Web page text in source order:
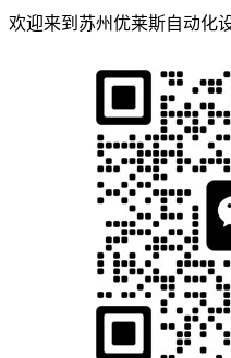
欢迎来到苏州优莱斯自动化